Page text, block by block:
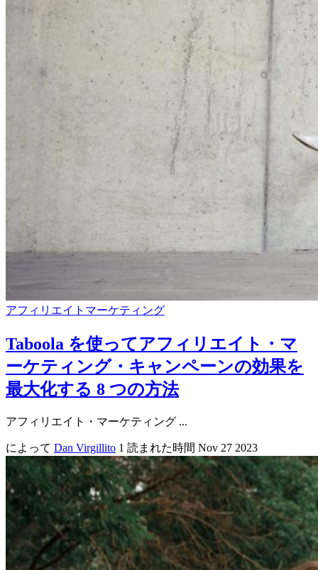
アフィリエイトマーケティング
Taboola を使ってアフィリエイト・マ
ーケティング・キャンペーンの効果を
最大化する 8 つの方法
アフィリエイト・マーケティング ...
によって Dan Virgillito 1 読まれた時間 Nov 27 2023